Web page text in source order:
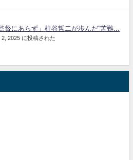
督にあらず」柱谷哲二が歩んだ“苦難...
2, 2025 に投稿された